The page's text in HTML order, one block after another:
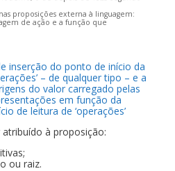
proposições externa à linguagem:
de ação e a função que
inserção do ponto de início da
– de qualquer tipo – e a
do valor carregado pelas
em função da
de leitura de ‘operações’
à proposição:
ou raiz.